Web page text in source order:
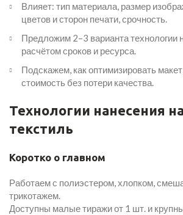
Влияет: тип материала, размер
цветов и сторон печати, срочность.
Предложим 2–3 варианта технологии
расчётом сроков и ресурса.
Подскажем, как оптимизировать
стоимость без потери качества.
Технологии нанесения
текстиль
Коротко о главном
Работаем с полиэстером, хлопком,
трикотажем.
Доступны малые тиражи от 1 шт. и